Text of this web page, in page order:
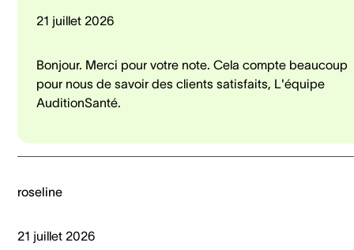
21 juillet 2026
Bonjour. Merci pour votre note. Cela compte beaucoup
pour nous de savoir des clients satisfaits, L'équipe
AuditionSanté.
roseline
21 juillet 2026